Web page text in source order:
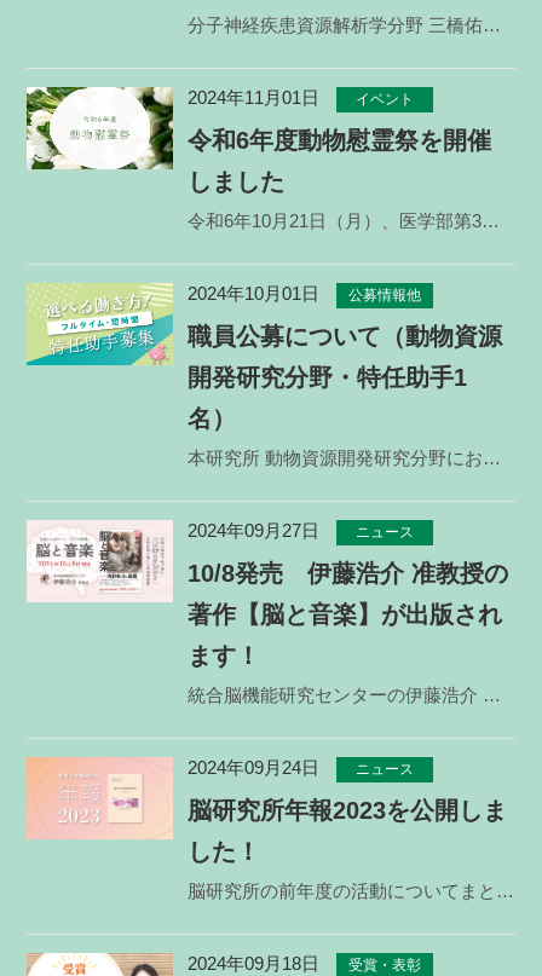
分子神経疾患資源解析学分野 三橋佑佳 助教の研究課題が、科学技術振興機構（JST） 2024年度戦略
2024年11月01日 イベント
令和6年度動物慰霊祭を開催
しました
令和6年10月21日（月）、医学部第3講義室にて動物慰霊祭を執り行いました。今年度は5年ぶりに対面
2024年10月01日 公募情報他
職員公募について（動物資源
開発研究分野・特任助手1
名）
本研究所 動物資源開発研究分野において、以下のとおり公募をいたします。
2024年09月27日 ニュース
10/8発売 伊藤浩介 准教授の
著作【脳と音楽】が出版され
ます！
統合脳機能研究センターの伊藤浩介 准教授の新しい著作「脳と音楽」が、10月8日に世界文化社より発売さ
2024年09月24日 ニュース
脳研究所年報2023を公開しま
した！
脳研究所の前年度の活動についてまとめた広報誌 脳研究所年報2023を公開しました。PDFファイルで
2024年09月18日 受賞・表彰